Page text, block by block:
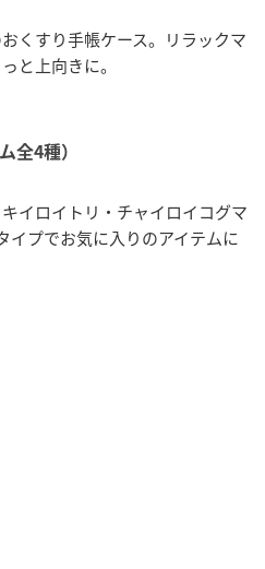
くすり手帳ケース。リラックマ
と上向きに。
全4種）
イロイトリ・チャイロイコグマ
イプでお気に入りのアイテムに